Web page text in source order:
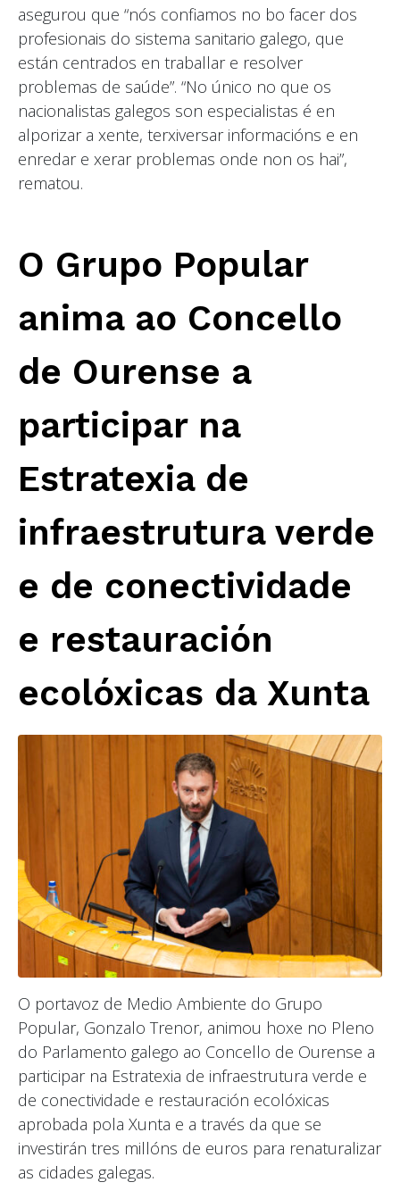
asegurou que “nós confiamos no bo facer dos
profesionais do sistema sanitario galego, que
están centrados en traballar e resolver
problemas de saúde”. “No único no que os
nacionalistas galegos son especialistas é en
alporizar a xente, terxiversar informacións e en
enredar e xerar problemas onde non os hai”,
rematou.
O Grupo Popular
anima ao Concello
de Ourense a
participar na
Estratexia de
infraestrutura verde
e de conectividade
e restauración
ecolóxicas da Xunta
O portavoz de Medio Ambiente do Grupo
Popular, Gonzalo Trenor, animou hoxe no Pleno
do Parlamento galego ao Concello de Ourense a
participar na Estratexia de infraestrutura verde e
de conectividade e restauración ecolóxicas
aprobada pola Xunta e a través da que se
investirán tres millóns de euros para renaturalizar
as cidades galegas.